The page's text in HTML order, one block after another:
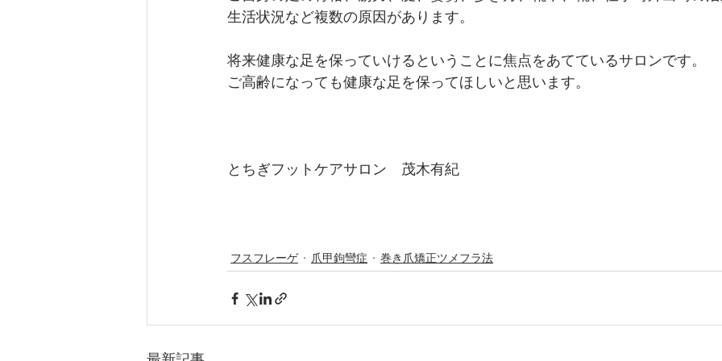
生活状況など複数の原因があります。
将来健康な足を保っていけるということに焦点をあてているサロンです。
ご高齢になっても健康な足を保ってほしいと思います。
とちぎフットケアサロン　茂木有紀
フスフレーゲ 爪甲鉤彎症 巻き爪矯正ツメフラ法